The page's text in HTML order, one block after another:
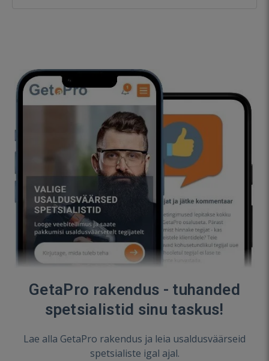
GetaPro rakendus - tuhanded
spetsialistid sinu taskus!
Lae alla GetaPro rakendus ja leia usaldusväärseid
spetsialiste igal ajal.